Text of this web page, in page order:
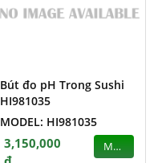
Bút đo pH Trong Sushi
HI981035
MODEL: HI981035
3,150,000
MUA